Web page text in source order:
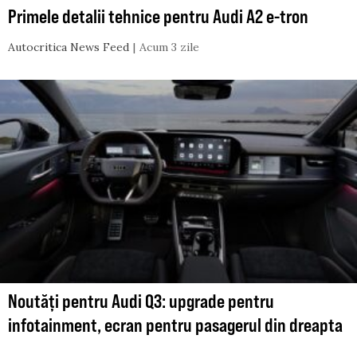
Primele detalii tehnice pentru Audi A2 e-tron
Autocritica News Feed Acum 3 zile
Noutăți pentru Audi Q3: upgrade pentru
infotainment, ecran pentru pasagerul din dreapta